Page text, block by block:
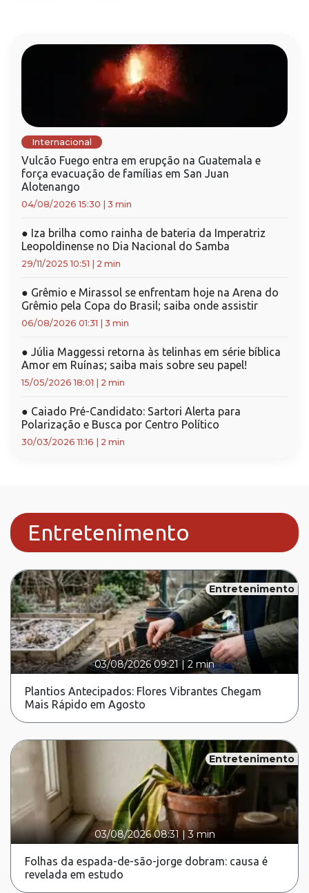
Internacional
Vulcão Fuego entra em erupção na Guatemala e
força evacuação de famílias em San Juan
Alotenango
04/08/2026 15:30 3 min
● Iza brilha como rainha de bateria da Imperatriz
Leopoldinense no Dia Nacional do Samba
29/11/2025 10:51 2 min
● Grêmio e Mirassol se enfrentam hoje na Arena do
Grêmio pela Copa do Brasil; saiba onde assistir
06/08/2026 01:31 3 min
● Júlia Maggessi retorna às telinhas em série bíblica
Amor em Ruínas; saiba mais sobre seu papel!
15/05/2026 18:01 2 min
● Caiado Pré-Candidato: Sartori Alerta para
Polarização e Busca por Centro Político
30/03/2026 11:16 2 min
Entretenimento
Entretenimento
03/08/2026 09:21|2 min
Plantios Antecipados: Flores Vibrantes Chegam
Mais Rápido em Agosto
Entretenimento
03/08/2026 08:31 |3 min
Folhas da espada-de-são-jorge dobram: causa é
revelada em estudo